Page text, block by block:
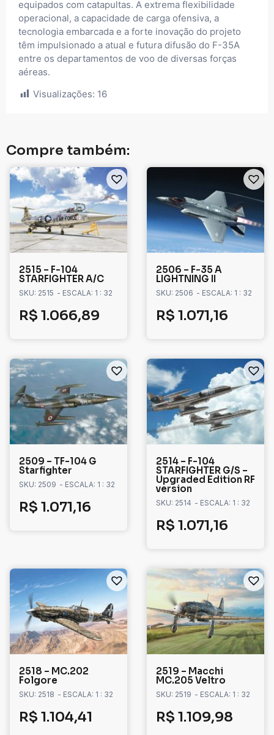
equipados com catapultas. A extrema flexibilidade
operacional, a capacidade de carga ofensiva, a
tecnologia embarcada e a forte inovação do projeto
têm impulsionado a atual e futura difusão do F-35A
entre os departamentos de voo de diversas forças
aéreas.
Visualizações: 16
Compre também:
2515 – F-104
STARFIGHTER A/C
SKU: 2515 - ESCALA: 1 : 32
R$ 1.066,89
2506 – F-35 A
LIGHTNING II
SKU: 2506 - ESCALA: 1 : 32
R$ 1.071,16
2509 – TF-104 G
Starfighter
SKU: 2509 - ESCALA: 1 : 32
R$ 1.071,16
2514 – F-104
STARFIGHTER G/S –
Upgraded Edition RF
version
SKU: 2514 - ESCALA: 1 : 32
R$ 1.071,16
2518 – MC.202
Folgore
SKU: 2518 - ESCALA: 1 : 32
R$ 1.104,41
2519 – Macchi
MC.205 Veltro
SKU: 2519 - ESCALA: 1 : 32
R$ 1.109,98